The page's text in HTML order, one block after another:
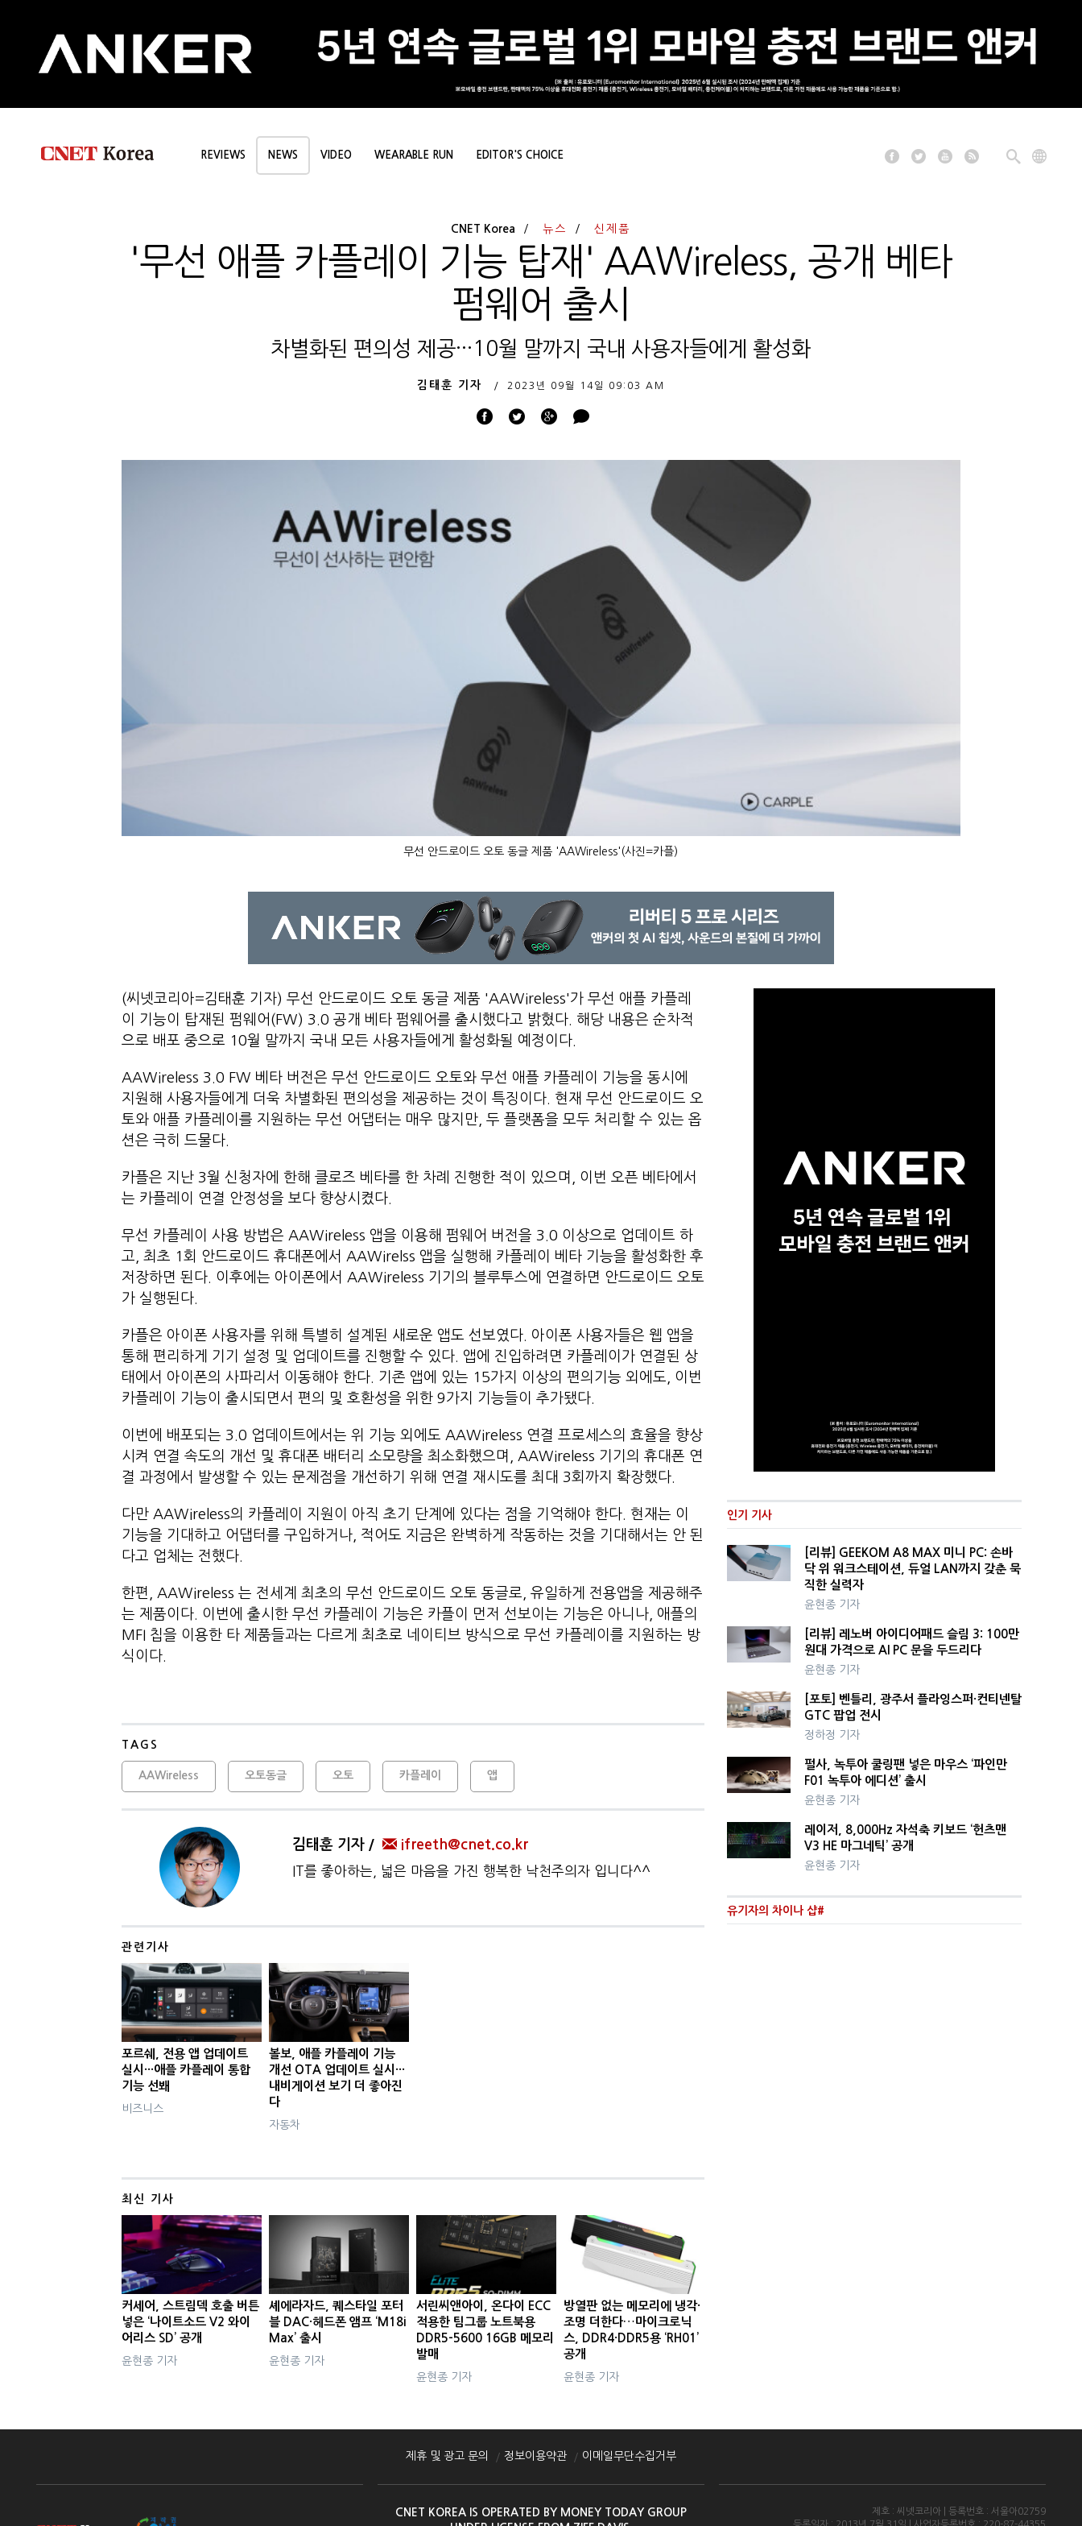
REVIEWS NEWS VIDEO WEARABLE RUN EDITOR'S CHOICE
CNET Korea 뉴스 신제품
'무선 애플 카플레이 기능 탑재' AAWireless, 공개 베타
펌웨어 출시
차별화된 편의성 제공···10월 말까지 국내 사용자들에게 활성화
김태훈 기자 2023년 09월 14일 09:03 AM
무선 안드로이드 오토 동글 제품 'AAWireless'(사진=카플)
(씨넷코리아=김태훈 기자) 무선 안드로이드 오토 동글 제품 'AAWireless'가 무선 애플 카플레
이 기능이 탑재된 펌웨어(FW) 3.0 공개 베타 펌웨어를 출시했다고 밝혔다. 해당 내용은 순차적
으로 배포 중으로 10월 말까지 국내 모든 사용자들에게 활성화될 예정이다.
AAWireless 3.0 FW 베타 버전은 무선 안드로이드 오토와 무선 애플 카플레이 기능을 동시에
지원해 사용자들에게 더욱 차별화된 편의성을 제공하는 것이 특징이다. 현재 무선 안드로이드 오
토와 애플 카플레이를 지원하는 무선 어댑터는 매우 많지만, 두 플랫폼을 모두 처리할 수 있는 옵
션은 극히 드물다.
카플은 지난 3월 신청자에 한해 클로즈 베타를 한 차례 진행한 적이 있으며, 이번 오픈 베타에서
는 카플레이 연결 안정성을 보다 향상시켰다.
무선 카플레이 사용 방법은 AAWireless 앱을 이용해 펌웨어 버전을 3.0 이상으로 업데이트 하
고, 최초 1회 안드로이드 휴대폰에서 AAWirelss 앱을 실행해 카플레이 베타 기능을 활성화한 후
저장하면 된다. 이후에는 아이폰에서 AAWireless 기기의 블루투스에 연결하면 안드로이드 오토
가 실행된다.
카플은 아이폰 사용자를 위해 특별히 설계된 새로운 앱도 선보였다. 아이폰 사용자들은 웹 앱을
통해 편리하게 기기 설정 및 업데이트를 진행할 수 있다. 앱에 진입하려면 카플레이가 연결된 상
태에서 아이폰의 사파리서 이동해야 한다. 기존 앱에 있는 15가지 이상의 편의기능 외에도, 이번
카플레이 기능이 출시되면서 편의 및 호환성을 위한 9가지 기능들이 추가됐다.
이번에 배포되는 3.0 업데이트에서는 위 기능 외에도 AAWireless 연결 프로세스의 효율을 향상
시켜 연결 속도의 개선 및 휴대폰 배터리 소모량을 최소화했으며, AAWireless 기기의 휴대폰 연
결 과정에서 발생할 수 있는 문제점을 개선하기 위해 연결 재시도를 최대 3회까지 확장했다.
다만 AAWireless의 카플레이 지원이 아직 초기 단계에 있다는 점을 기억해야 한다. 현재는 이
기능을 기대하고 어댑터를 구입하거나, 적어도 지금은 완벽하게 작동하는 것을 기대해서는 안 된
다고 업체는 전했다.
한편, AAWireless 는 전세계 최초의 무선 안드로이드 오토 동글로, 유일하게 전용앱을 제공해주
는 제품이다. 이번에 출시한 무선 카플레이 기능은 카플이 먼저 선보이는 기능은 아니나, 애플의
MFI 칩을 이용한 타 제품들과는 다르게 최초로 네이티브 방식으로 무선 카플레이를 지원하는 방
식이다.
TAGS
AAWireless 오토동글 오토 카플레이 앱
김태훈 기자 ifreeth@cnet.co.kr
IT를 좋아하는, 넓은 마음을 가진 행복한 낙천주의자 입니다^^
관련기사
포르쉐, 전용 앱 업데이트
실시···애플 카플레이 통합
기능 선봬
비즈니스
볼보, 애플 카플레이 기능
개선 OTA 업데이트 실시···
내비게이션 보기 더 좋아진
다
자동차
최신 기사
커세어, 스트림덱 호출 버튼
넣은 ‘나이트소드 V2 와이
어리스 SD’ 공개
윤현종 기자
셰에라자드, 퀘스타일 포터
블 DAC·헤드폰 앰프 ‘M18i
Max’ 출시
윤현종 기자
서린씨앤아이, 온다이 ECC
적용한 팀그룹 노트북용
DDR5-5600 16GB 메모리
발매
윤현종 기자
방열판 없는 메모리에 냉각·
조명 더한다…마이크로닉
스, DDR4·DDR5용 ‘RH01’
공개
윤현종 기자
인기 기사
[리뷰] GEEKOM A8 MAX 미니 PC: 손바
닥 위 워크스테이션, 듀얼 LAN까지 갖춘 묵
직한 실력자
윤현종 기자
[리뷰] 레노버 아이디어패드 슬림 3: 100만
원대 가격으로 AI PC 문을 두드리다
윤현종 기자
[포토] 벤틀리, 광주서 플라잉스퍼·컨티넨탈
GTC 팝업 전시
정하정 기자
펄사, 녹투아 쿨링팬 넣은 마우스 ‘파인만
F01 녹투아 에디션’ 출시
윤현종 기자
레이저, 8,000Hz 자석축 키보드 ‘헌츠맨
V3 HE 마그네틱’ 공개
윤현종 기자
유기자의 차이나 샵#
제휴 및 광고 문의 정보이용약관 이메일무단수집거부
CNET KOREA IS OPERATED BY MONEY TODAY GROUP
제호 : 씨넷코리아 | 등록번호 : 서울아02759
등록일자 : 2013년 7월 31일 | 사업자등록번호 : 220-87-44355